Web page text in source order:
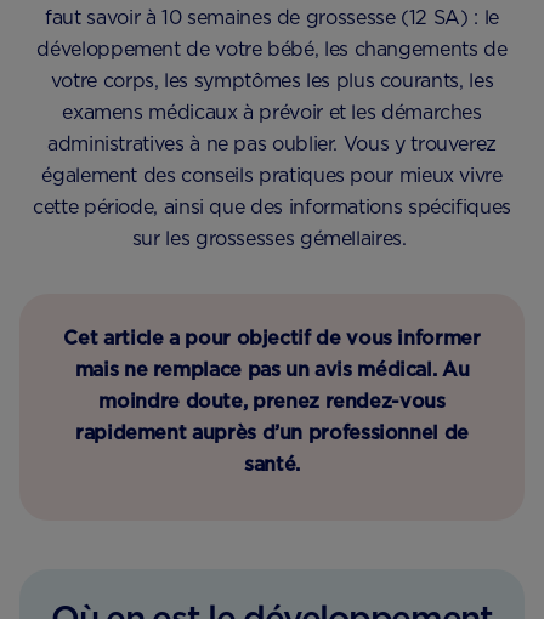
faut savoir à 10 semaines de grossesse (12 SA) : le
développement de votre bébé, les changements de
votre corps, les symptômes les plus courants, les
examens médicaux à prévoir et les démarches
administratives à ne pas oublier. Vous y trouverez
également des conseils pratiques pour mieux vivre
cette période, ainsi que des informations spécifiques
sur les grossesses gémellaires.
Cet article a pour objectif de vous informer
mais ne remplace pas un avis médical. Au
moindre doute, prenez rendez-vous
rapidement auprès d’un professionnel de
santé.